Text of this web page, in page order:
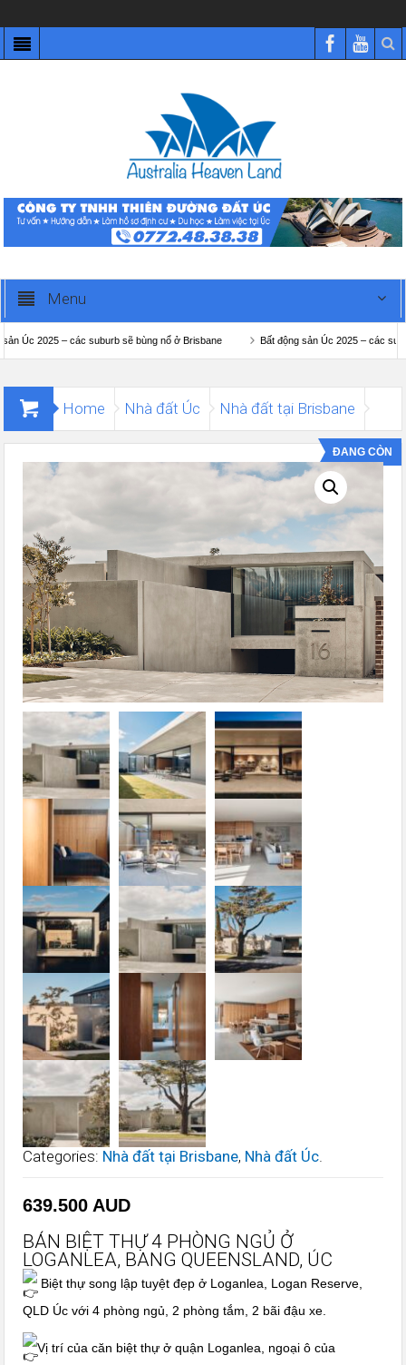
Menu
– các suburb sẽ bùng nổ ở Brisbane Bất động sản Úc 2025 – các suburb sẽ bùng
Home Nhà đất Úc Nhà đất tại Brisbane
ĐANG CÒN
Categories: Nhà đất tại Brisbane, Nhà đất Úc
639.500 AUD
BÁN BIỆT THỰ 4 PHÒNG NGỦ Ở
LOGANLEA, BANG QUEENSLAND, ÚC
Biệt thự song lập tuyệt đẹp ở Loganlea, Logan Reserve,
QLD Úc với 4 phòng ngủ, 2 phòng tắm, 2 bãi đậu xe.
Vị trí của căn biệt thự ở quận Loganlea, ngoại ô của